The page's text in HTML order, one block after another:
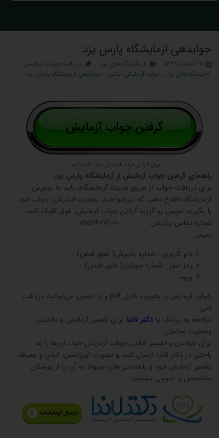
جوابدهی ازمایشگاه پارس یزد
۲۲ اسفند ۱۳۹۹ آزمایشگاه‌های یزد دریافت جواب آزمایش ،
آزمایشگاه‌های یزد ، جواب آزمایش آنلاین ، جوابدهی ازمایشگاه پارس یزد
برای گرفتن جواب آزمایش اینجا کلیک کنید.
راهنمای گرفتن جواب آزمایش از آزمایشگاه پارس یزد
برای دریافت جواب از طریق سایت آزمایشگاه، باید به پذیرش
آزمایشگاه اطلاع دهید که می‌خواهید، بصورت اینترنتی جواب خود
را بگیرید سپس رو گزینه گرفتن جواب آزمایش فوق کلیک کنید.
شماره تماس پذیرش: 03536272090
سپس:
نام کاربری : شماره پذیرش( طبق قبض)
رمز عبور : شماره موبایل( طبق قبض)
ورود
جواب آزمایش را بصورت فایل pdf و یا تصویر می‌توانید دریافت
کنی
مراجعه به پزشک یا دکتر لاندا برای تفسیر آزمایش و دانستن
وضعیت سلامتی
برای خواندن و تفسیر آنلاین جواب آزمایش خود، آن‌ها را به
راحتی در دکتر لاندا ارسال کنید و بصورت اورژانسی، ایمن و بصرفه،
تفسیر آزمایش خود و راهنمایی‌های مربوط به آن را از پزشکان
متخصص و عمومی بشنوید .